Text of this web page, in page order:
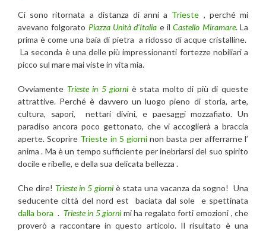
Ci sono ritornata a distanza di anni a Trieste , perché mi
avevano folgorato Piazza Unità d’Italia e ilCastello Miramare. La
prima è come una baia di pietra a ridosso di acque cristalline.
La seconda è una delle più impressionanti fortezze nobiliari a
picco sul mare mai viste in vita mia.
Ovviamente Trieste in 5 giorni è stata molto di più di queste
attrattive. Perché è davvero un luogo pieno di storia, arte,
cultura, sapori, nettari divini, e paesaggi mozzafiato. Un
paradiso ancora poco gettonato, che vi accoglierà a braccia
aperte. Scoprire Trieste in 5 giorni non basta per afferrarne l’
anima . Ma è un tempo sufficiente per inebriarsi del suo spirito
docile e ribelle, e della sua delicata bellezza .
Che dire! Trieste in 5 giorniè stata una vacanza da sogno! Una
seducente città del nord est baciata dal sole e spettinata
dalla bora . Trieste in 5 giorni mi ha regalato forti emozioni , che
proverò a raccontare in questo articolo. Il risultato è una